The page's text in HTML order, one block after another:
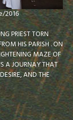
2016
PRIEST TORN
HIS PARISH . ON
MAZE OF
A JOURNAY THAT
AND THE